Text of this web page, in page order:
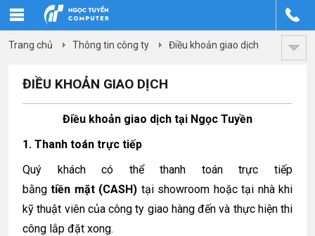
Trang chủ Thông tin công ty Điều khoản giao dịch
ĐIỀU KHOẢN GIAO DỊCH
Điều khoản giao dịch tại Ngọc Tuyền
1. Thanh toán trực tiếp
Quý khách có thể thanh toán trực tiếp
bằngtiền mặt (CASH) tại showroom hoặc tại nhà khi
kỹ thuật viên của công ty giao hàng đến và thực hiện thi
công lắp đặt xong.